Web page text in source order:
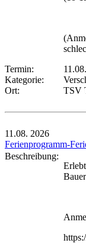
Termin:
Kategorie:
Ort:
TSV
11.08. 2026
Ferienprogramm-
Beschreibung: